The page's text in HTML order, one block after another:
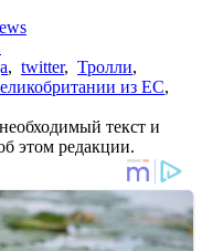
, twitter, Тролли,
из ЕС,
текст и
этом редакции.